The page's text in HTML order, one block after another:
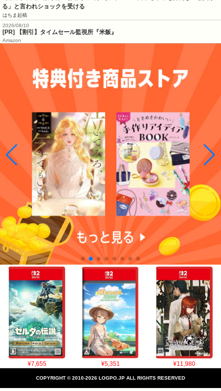
る」と言われショックを受ける
はちま起稿
2026/08/10
[PR] 【割引】タイムセール監視所『米飯』
Amazon
¥7,655 ¥5,351 ¥11,980
COPYRIGHT © 2010-2026 LOGPO.JP ALL RIGHTS RESERVED